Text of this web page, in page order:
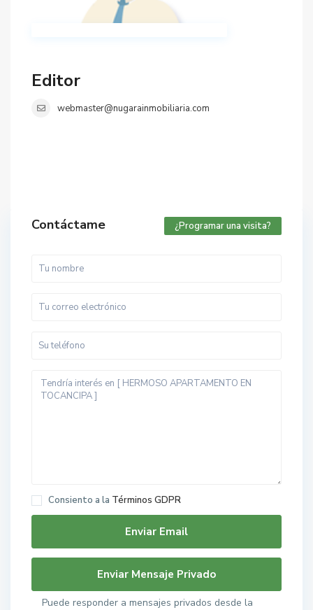
Editor
webmaster@nugarainmobiliaria.com
Contáctame ¿Programar una visita?
Consiento a la Términos GDPR
Puede responder a mensajes privados desde la